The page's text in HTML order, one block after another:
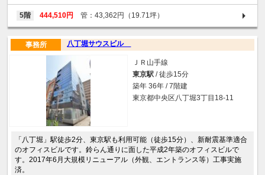
5階 444,510円 管：43,362円（19.71坪）
八丁堀サウスビル
事務所
ＪＲ山手線
東京駅 / 徒歩15分
築年 36年 / 7階建
東京都中央区八丁堀3丁目18-11
「八丁堀」駅徒歩2分、東京駅も利用可能（徒歩15分）、新耐震基準適合
のオフィスビルです。鈴らん通りに面した平成2年築のオフィスビルで
す。2017年6月大規模リニューアル（外観、エントランス等）工事実施
済。